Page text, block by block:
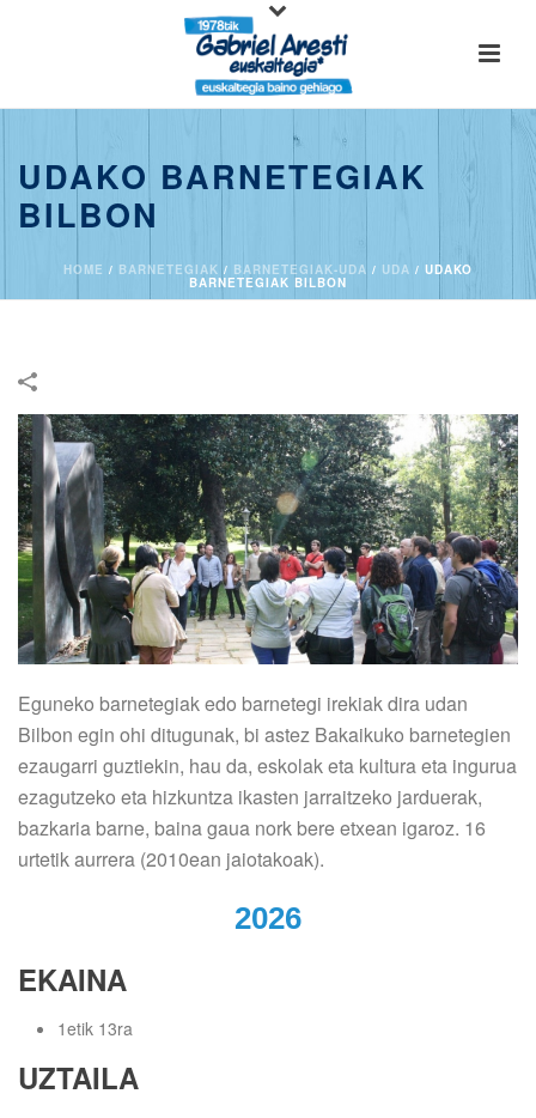
UDAKO BARNETEGIAK
BILBON
HOME / BARNETEGIAK / BARNETEGIAK-UDA / UDA / UDAKO
BARNETEGIAK BILBON
Eguneko barnetegiak edo barnetegi irekiak dira udan
Bilbon egin ohi ditugunak, bi astez Bakaikuko barnetegien
ezaugarri guztiekin, hau da, eskolak eta kultura eta ingurua
ezagutzeko eta hizkuntza ikasten jarraitzeko jarduerak,
bazkaria barne, baina gaua nork bere etxean igaroz. 16
urtetik aurrera (2010ean jaiotakoak).
2026
EKAINA
1etik 13ra
UZTAILA